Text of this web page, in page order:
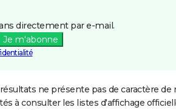
directement par e-mail.
Je m'abonne
ne présente pas de caractère de
à consulter les listes d'affichage